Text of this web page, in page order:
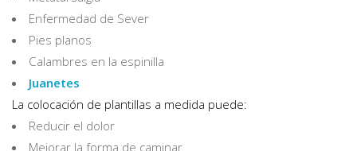
Enfermedad de Sever
Pies planos
Calambres en la espinilla
Juanetes
La colocación de plantillas a medida puede:
Reducir el dolor
Mejorar la forma de caminar